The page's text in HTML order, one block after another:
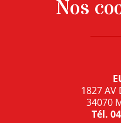
Nos
1827 AV
34070
Tél.